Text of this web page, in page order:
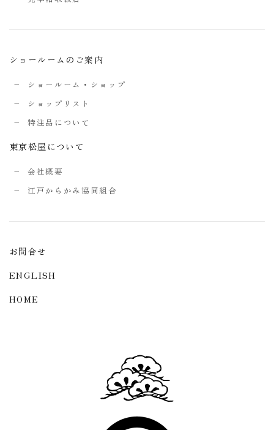
ショールームのご案内
ショールーム・ショップ
ショップリスト
特注品について
東京松屋について
会社概要
江戸からかみ協同組合
お問合せ
ENGLISH
HOME